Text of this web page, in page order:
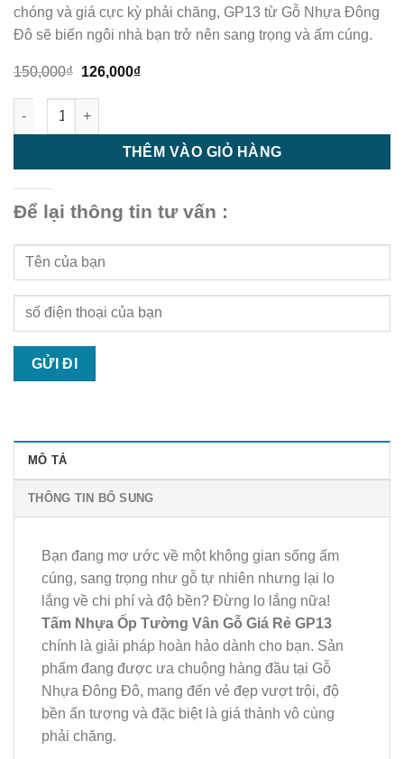
chóng và giá cực kỳ phải chăng, GP13 từ Gỗ Nhựa Đông
Đô sẽ biến ngôi nhà bạn trở nên sang trọng và ấm cúng.
150,000₫ Giá
là:
150,000₫.
126,000₫Giá
#1 Tấm Nhựa Ốp Tường Vân Gỗ Giá Rẻ GP13 | Bền Đẹp, Thi
THÊM VÀO GIỎ HÀNG
Để lại thông tin tư vấn :
MÔ TẢ
THÔNG TIN BỔ SUNG
Bạn đang mơ ước về một không gian sống ấm
cúng, sang trọng như gỗ tự nhiên nhưng lại lo
lắng về chi phí và độ bền? Đừng lo lắng nữa!
Tấm Nhựa Ốp Tường Vân Gỗ Giá Rẻ GP13
chính là giải pháp hoàn hảo dành cho bạn. Sản
phẩm đang được ưa chuộng hàng đầu tại Gỗ
Nhựa Đông Đô, mang đến vẻ đẹp vượt trội, độ
bền ấn tượng và đặc biệt là giá thành vô cùng
phải chăng.